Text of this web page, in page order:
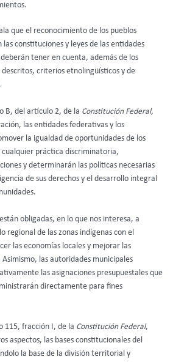
que el reconocimiento de los pueblos
las constituciones y leyes de las entidades
tener en cuenta, además de los
descritos, criterios etnolingüísticos y de
B, del artículo 2, de la Constitución Federal,
las entidades federativas y los
la igualdad de oportunidades de los
cualquier práctica discriminatoria,
y determinarán las políticas necesarias
de sus derechos y el desarrollo integral
obligadas, en lo que nos interesa, a
regional de las zonas indígenas con el
las economías locales y mejorar las
Asimismo, las autoridades municipales
las asignaciones presupuestales que
directamente para fines
115, fracción I, de la Constitución Federal,
aspectos, las bases constitucionales del
la base de la división territorial y